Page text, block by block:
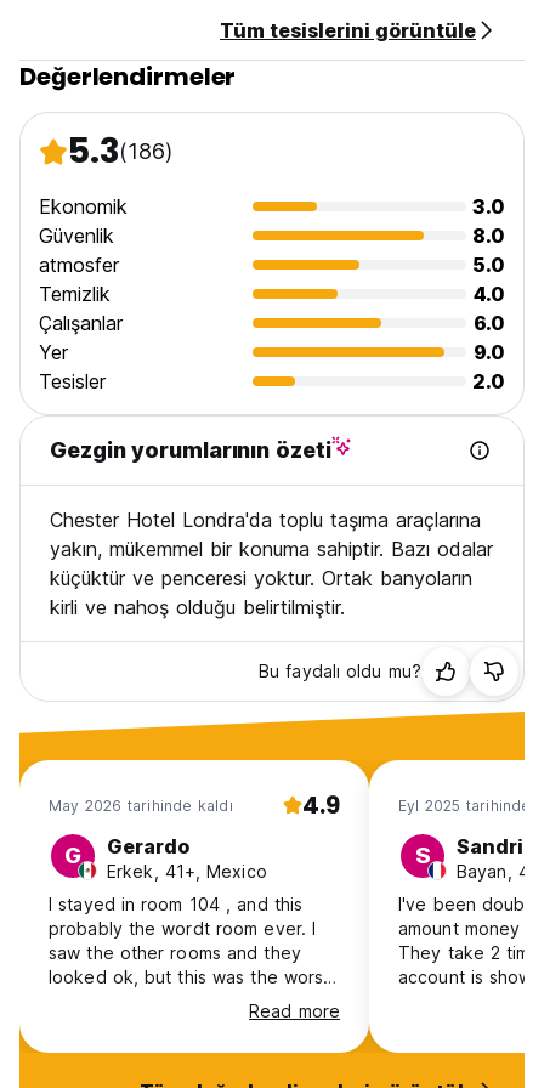
Alexander Legal Temple Chambers, 3-7 Temple Avenue,
Londra, İngiltere, EC4Y 0DB adresinde bulunan, İngiltere ve
Galler'de 14733865 şirket numarasıyla kayıtlı bir limited
Tüm tesislerini görüntüle
Değerlendirmeler
5.3(186)
Ekonomik
3.0
Güvenlik
8.0
atmosfer
5.0
Temizlik
4.0
Çalışanlar
6.0
Yer
9.0
Tesisler
2.0
Gezgin yorumlarının özeti
Chester Hotel Londra'da toplu taşıma araçlarına
yakın, mükemmel bir konuma sahiptir. Bazı odalar
küçüktür ve penceresi yoktur. Ortak banyoların
kirli ve nahoş olduğu belirtilmiştir.
Bu faydalı oldu mu?
May 2026 tarihinde kaldı 4.9
G Gerardo
Erkek, 41+, Mexico
I stayed in room 104 , and this
probably the wordt room ever. I
saw the other rooms and they
looked ok, but this was the worst
room ever. I know this was cheap,
but the smell was horible, i didnt
fit on the bed and it was really
Read more
Eyl 2025 tarihinde
S
Bayan,
I've been
amount money
They take 2
account is show